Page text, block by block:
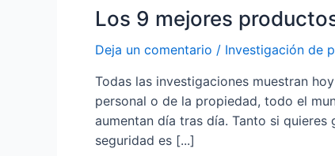
Los 9 mejores
Deja un comentario / Investigación de
Todas las investigaciones muestran
personal o de la propiedad, todo el
aumentan día tras día. Tanto si
seguridad es [...]